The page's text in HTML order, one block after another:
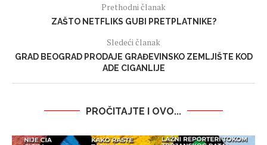
Prethodni članak
ZAŠTO NETFLIKS GUBI PRETPLATNIKE?
Sledeći članak
GRAD BEOGRAD PRODAJE GRAĐEVINSKO ZEMLJIŠTE KOD
ADE CIGANLIJE
PROČITAJTE I OVO...